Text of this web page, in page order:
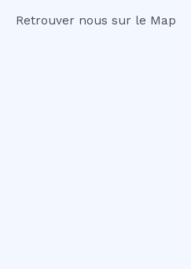
Retrouver nous sur le Map